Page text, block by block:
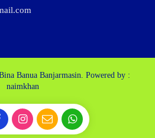
Banua Banjarmasin. Powered by :
naimkhan